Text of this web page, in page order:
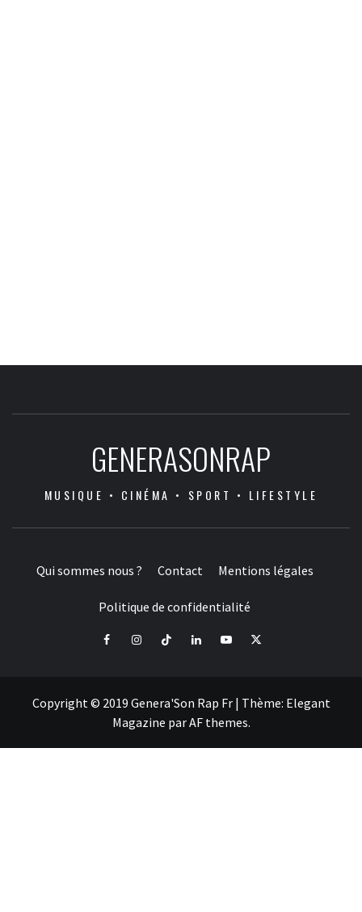
GENERASONRAP
MUSIQUE • CINÉMA • SPORT • LIFESTYLE
Qui sommes nous ? Contact Mentions légales
Politique de confidentialité
FacebookInstagramTiktok LinkedInYoutube
X
Copyright © 2019 Genera'Son Rap Fr | Thème: Elegant
Magazine parAF themes.